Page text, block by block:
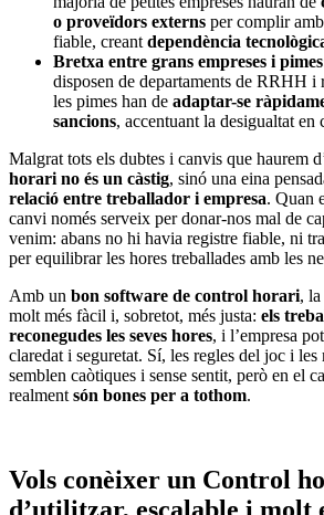
o proveïdors externs per complir
fiable, creant dependència
Bretxa entre grans empreses i
disposen de departaments de RRHH i
les pimes han de adaptar-se
sancions, accentuant la desigualtat en
Malgrat tots els dubtes i canvis que haurem
horari no és un càstig, sinó una eina
relació entre treballador i empresa. Quan
canvi només serveix per donar-nos mal de
venim: abans no hi havia registre fiable, ni
per equilibrar les hores treballades amb les
Amb un bon software de control horari, la
molt més fàcil i, sobretot, més justa: els
reconegudes les seves hores, i l’empresa
claredat i seguretat. Sí, les regles del joc i les
semblen caòtiques i sense sentit, però en el
realment són bones per a tothom.
Vols conèixer un Control